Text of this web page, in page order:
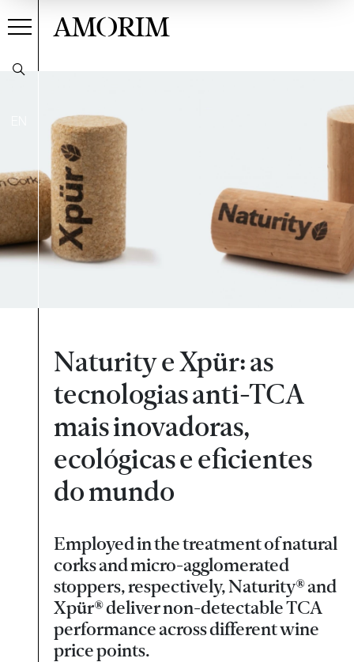
AMORIM
Naturity e Xpür: as
tecnologias anti-TCA
mais inovadoras,
ecológicas e eficientes
do mundo
Employed in the treatment of natural
corks and micro-agglomerated
stoppers, respectively, Naturity® and
Xpür® deliver non-detectable TCA
performance across different wine
price points.